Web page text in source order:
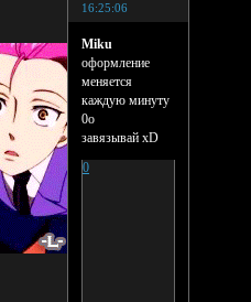
16:25:06
Miku
оформление
меняется
каждую минуту
0о
завязывай xD
0